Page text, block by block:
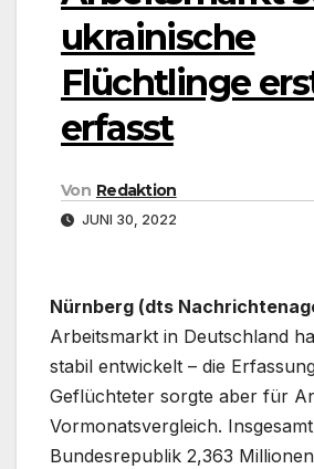
ukrainische
Flüchtlinge
erfasst
Von Redaktion
JUNI 30, 2022
Nürnberg (dts
Arbeitsmarkt in Deutschland
stabil entwickelt – die
Geflüchteter sorgte aber für
Vormonatsvergleich.
Bundesrepublik 2,363